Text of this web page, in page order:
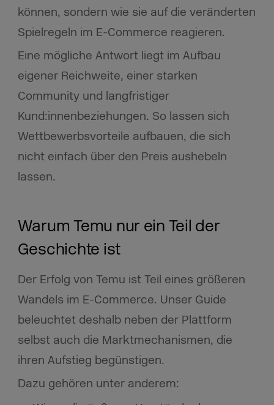
können, sondern wie sie auf die veränderten
Spielregeln im E-Commerce reagieren.
Eine mögliche Antwort liegt im Aufbau
eigener Reichweite, einer starken
Community und langfristiger
Kund:innenbeziehungen. So lassen sich
Wettbewerbsvorteile aufbauen, die sich
nicht einfach über den Preis aushebeln
lassen.
Warum Temu nur ein Teil der
Geschichte ist
Der Erfolg von Temu ist Teil eines größeren
Wandels im E-Commerce. Unser Guide
beleuchtet deshalb neben der Plattform
selbst auch die Marktmechanismen, die
ihren Aufstieg begünstigen.
Dazu gehören unter anderem: